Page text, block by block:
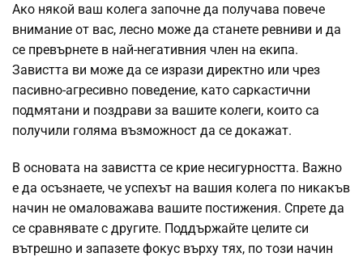
Ако някой ваш колега започне да получава повече
внимание от вас, лесно може да станете ревниви и да
се превърнете в най-негативния член на екипа.
Завистта ви може да се изрази директно или чрез
пасивно-агресивно поведение, като саркастични
подмятани и поздрави за вашите колеги, които са
получили голяма възможност да се докажат.
В основата на завистта се крие несигурността. Важно
е да осъзнаете, че успехът на вашия колега по никакъв
начин не омаловажава вашите постижения. Спрете да
се сравнявате с другите. Поддържайте целите си
вътрешно и запазете фокус върху тях, по този начин